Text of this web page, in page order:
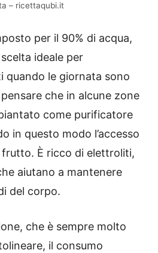
– ricettaqubi.it
per il 90% di acqua,
ideale per
quando le giornata sono
che in alcune zone
come purificatore
in questo modo l’accesso
frutto. È ricco di elettroliti,
aiutano a mantenere
del corpo.
che è sempre molto
il consumo